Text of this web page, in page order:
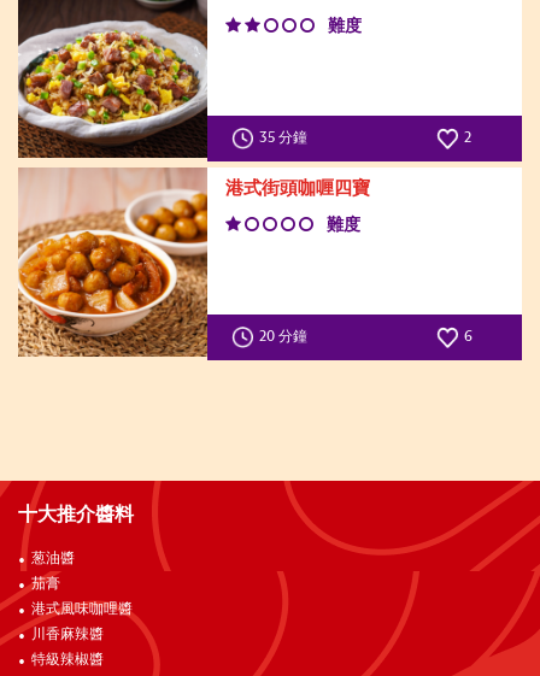
難度
35 分鐘 2
港式街頭咖喱四寶
難度
20 分鐘 6
十大推介醬料
葱油醬
茄膏
港式風味咖哩醬
川香麻辣醬
特級辣椒醬